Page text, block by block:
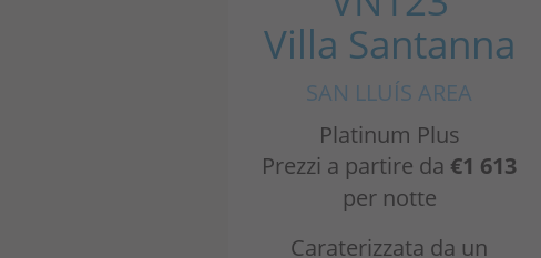
Villa Santanna
SAN LLUÍS AREA
Platinum Plus
Prezzi a partire da €1 613
per notte
Caraterizzata da un